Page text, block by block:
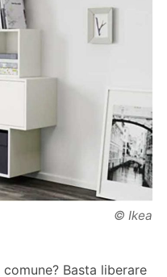
© Ikea
Basta liberare